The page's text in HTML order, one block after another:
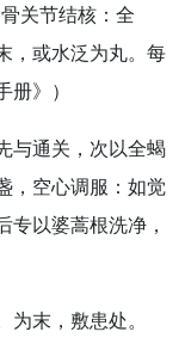
关节结核：全
，或水泛为丸。每
》）
与通关，次以全蝎
，空心调服：如觉
以婆蒿根洗净，
末，敷患处。